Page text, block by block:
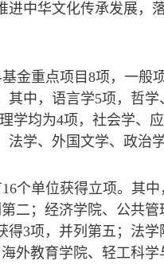
进中华文化传承发展，
金重点项目8项，一般
中，语言学5项，哲
学均为4项，社会学、
学、外国文学、政治学
个单位获得立项。其
二；经济学院、公共
3项，并列第五；法
外教育学院、轻工科学